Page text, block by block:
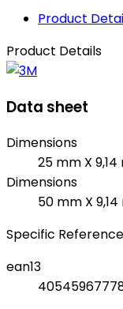
Product
Product Details
Data sheet
Dimensions
25 mm X 9,14
Dimensions
50 mm X 9,14
Specific
ean13